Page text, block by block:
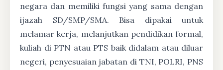
negara dan memiliki fungsi yang sama dengan
ijazah SD/SMP/SMA. Bisa dipakai untuk
melamar kerja, melanjutkan pendidikan formal,
kuliah di PTN atau PTS baik didalam atau diluar
negeri, penyesuaian jabatan di TNI, POLRI, PNS